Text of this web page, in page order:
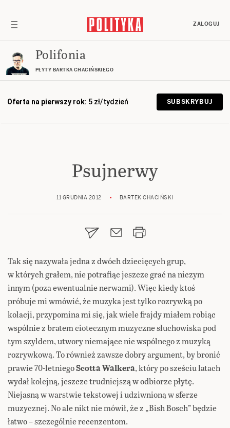
ZALOGUJ
Polifonia
PŁYTY BARTKA CHACIŃSKIEGO
Oferta na pierwszy rok: 5 zł/tydzień SUBSKRYBUJ
Psujnerwy
11 GRUDNIA 2012 BARTEK CHACIŃSKI
Tak się nazywała jedna z dwóch dziecięcych grup,
w których grałem, nie potrafiąc jeszcze grać na niczym
innym (poza ewentualnie nerwami). Więc kiedy ktoś
próbuje mi wmówić, że muzyka jest tylko rozrywką po
kolacji, przypomina mi się, jak wiele frajdy miałem robiąc
wspólnie z bratem ciotecznym muzyczne słuchowiska pod
tym szyldem, utwory niemające nic wspólnego z muzyką
rozrywkową. To również zawsze dobry argument, by bronić
prawie 70-letniegoScotta Walkera, który po sześciu latach
wydał kolejną, jeszcze trudniejszą w odbiorze płytę.
Niejasną w warstwie tekstowej i udziwnioną w sferze
muzycznej. No ale nikt nie mówił, że z „Bish Bosch” będzie
łatwo – szczególnie recenzentom.